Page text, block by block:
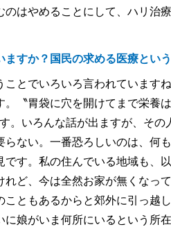
はやめることにして、ハリ治
すか？国民の求める医療とい
とでいろいろ言われています
〝胃袋に穴を開けてまで栄養
。いろんな話が出ますが、そ
ない。一番恐ろしいのは、何
す。私の住んでいる地域も、
ど、今は全然お家が無くなっ
ともあるからと郊外に引っ越
娘がいま何所にいるという